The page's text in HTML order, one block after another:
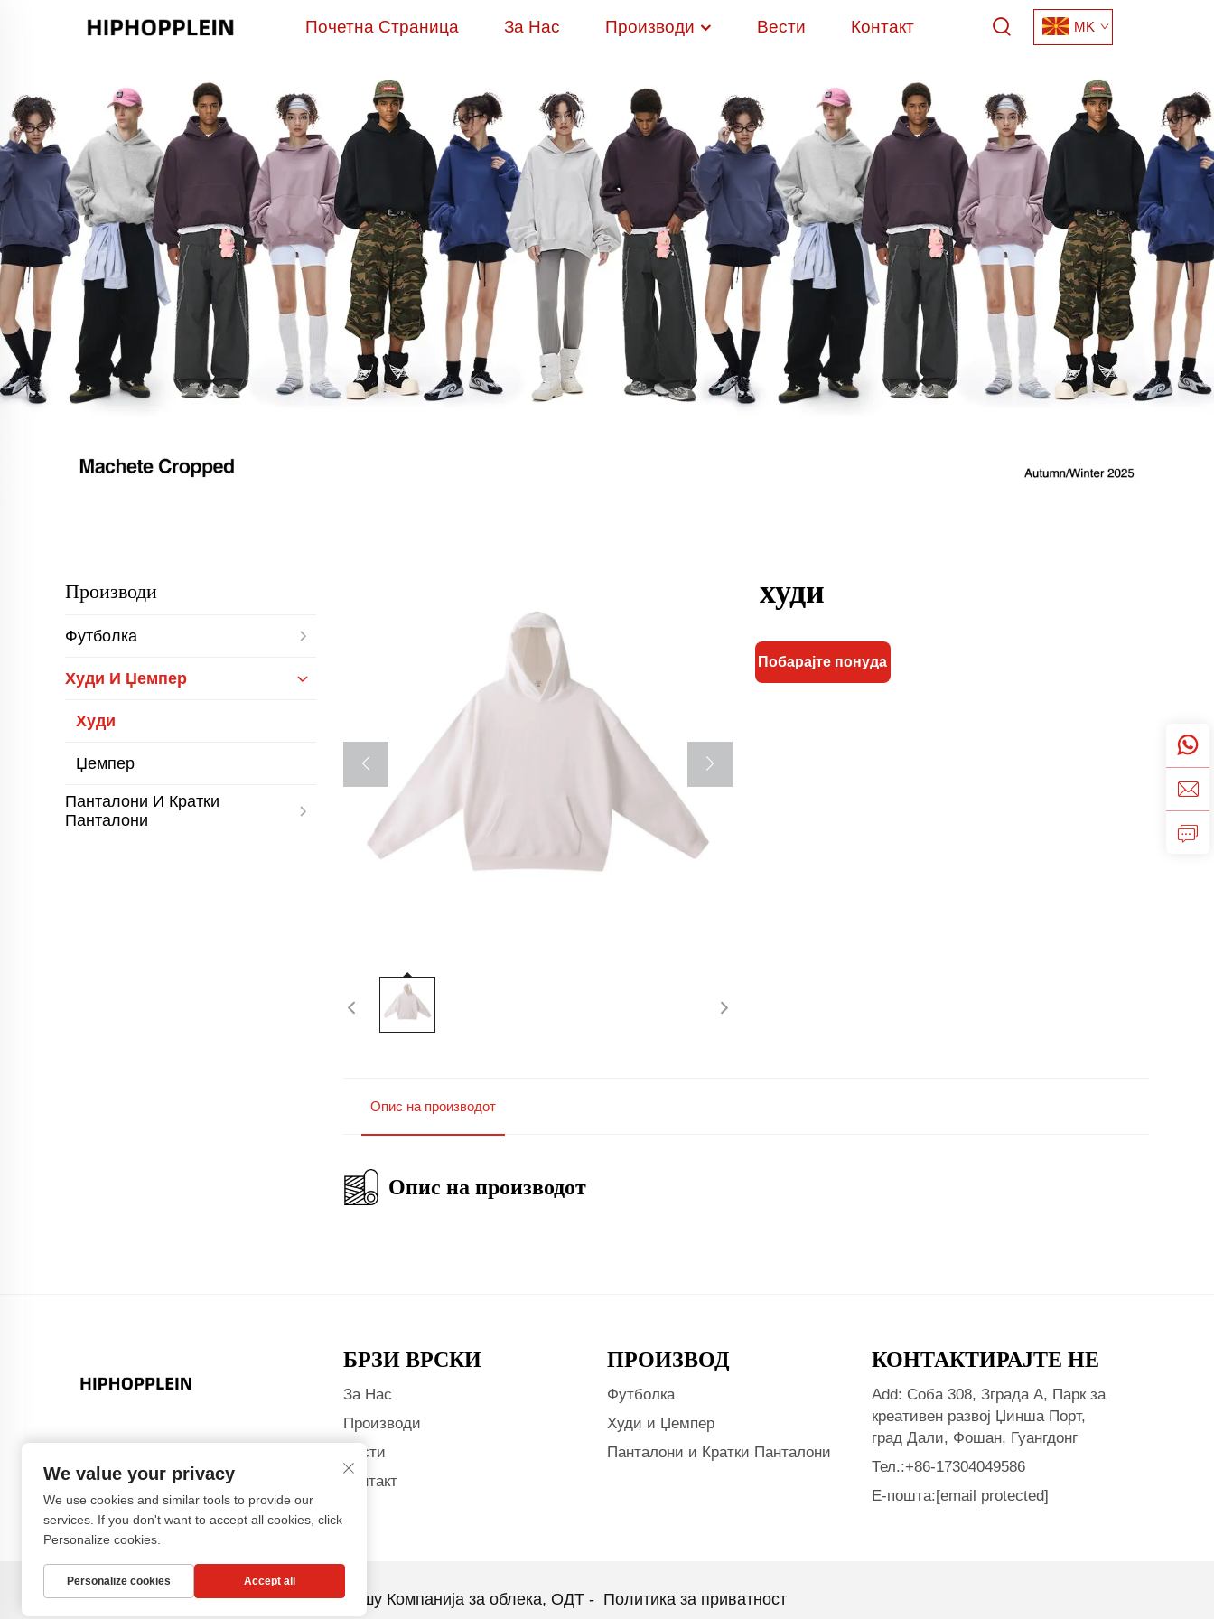
Почетна Страница За Нас Производи Вести Контакт MK
Производи
Футболка
Худи И Џемпер
Худи
Џемпер
Панталони И Кратки
Панталони
худи
Побарајте понуда
Опис на производот
Опис на производот
БРЗИ ВРСКИ
За Нас
Производи
Вести
Контакт
ПРОИЗВОД
Футболка
Худи и Џемпер
Панталони и Кратки Панталони
КОНТАКТИРАЈТЕ НЕ
Add: Соба 308, Зграда А, Парк за
креативен развој Џинша Порт,
град Дали, Фошан, Гуангдонг
Тел.:+86-17304049586
Е-пошта:[email protected]
Авторски права © Гуангџоу Сиаохонгшу Компанија за облека, ОДТ - Политика за приватност
We value your privacy
We use cookies and similar tools to provide our
services. If you don't want to accept all cookies, click
Personalize cookies.
Personalize cookies Accept all